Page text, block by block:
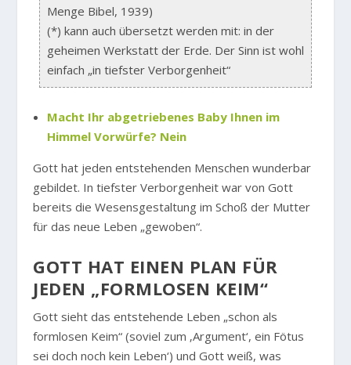
Menge Bibel, 1939)
(*) kann auch übersetzt werden mit: in der
geheimen Werkstatt der Erde. Der Sinn ist wohl
einfach „in tiefster Verborgenheit“
Macht Ihr abgetriebenes Baby Ihnen im
Himmel Vorwürfe? Nein
Gott hat jeden entstehenden Menschen wunderbar
gebildet. In tiefster Verborgenheit war von Gott
bereits die Wesensgestaltung im Schoß der Mutter
für das neue Leben „gewoben“.
GOTT HAT EINEN PLAN FÜR
JEDEN „FORMLOSEN KEIM“
Gott sieht das entstehende Leben „schon als
formlosen Keim“ (soviel zum ‚Argument‘, ein Fötus
sei doch noch kein Leben‘) und Gott weiß, was